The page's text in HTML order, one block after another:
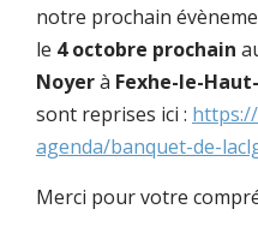
notre prochain
le 4 octobre prochain
Noyerà Fexhe-le-
sont reprises ici :
agenda/banquet-de-
Merci pour votre